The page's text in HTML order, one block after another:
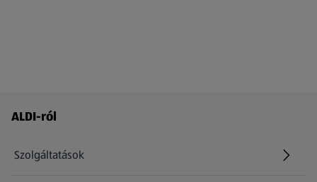
Láblécmenü - további linkek
ALDI-ról
Szolgáltatások